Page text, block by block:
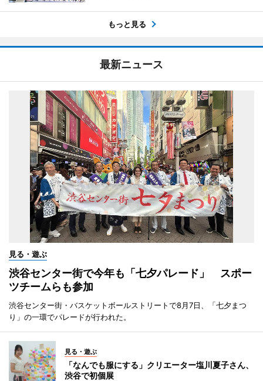
もっと見る
最新ニュース
見る・遊ぶ
渋谷センター街で今年も「七夕パレード」 スポー
ツチームらも参加
渋谷センター街・バスケットボールストリートで8月7日、「七夕まつ
り」の一環でパレードが行われた。
見る・遊ぶ
「なんでも服にする」クリエーター塩川夏子さん、
渋谷で初個展